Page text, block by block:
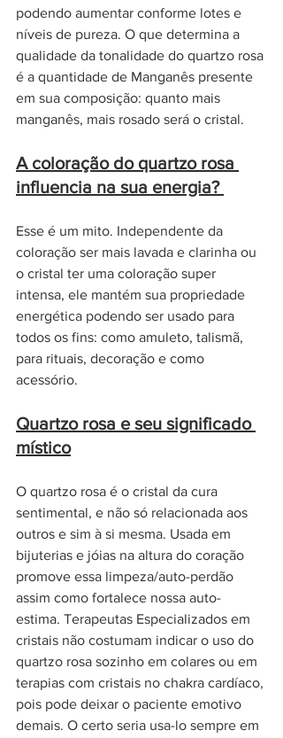
podendo aumentar conforme lotes e
níveis de pureza. O que determina a
qualidade da tonalidade do quartzo rosa
é a quantidade de Manganês presente
em sua composição: quanto mais
manganês, mais rosado será o cristal.
A coloração do quartzo rosa
influencia na sua energia?
Esse é um mito. Independente da
coloração ser mais lavada e clarinha ou
o cristal ter uma coloração super
intensa, ele mantém sua propriedade
energética podendo ser usado para
todos os fins: como amuleto, talismã,
para rituais, decoração e como
acessório.
Quartzo rosa e seu significado
místico
O quartzo rosa é o cristal da cura
sentimental, e não só relacionada aos
outros e sim à si mesma. Usada em
bijuterias e jóias na altura do coração
promove essa limpeza/auto-perdão
assim como fortalece nossa auto-
estima. Terapeutas Especializados em
cristais não costumam indicar o uso do
quartzo rosa sozinho em colares ou em
terapias com cristais no chakra cardíaco,
pois pode deixar o paciente emotivo
demais. O certo seria usa-lo sempre em